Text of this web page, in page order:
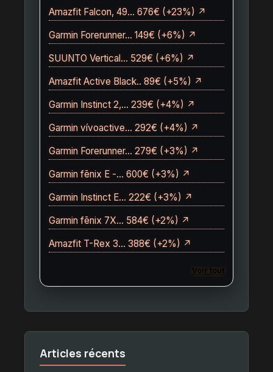
Amazfit Falcon, 49… 676€ (+23%) ↗
Garmin Forerunner… 149€ (+6%) ↗
SUUNTO Vertical… 529€ (+6%) ↗
Amazfit Active Black.. 89€ (+5%) ↗
Garmin Instinct 2,… 239€ (+4%) ↗
Garmin vívoactive… 292€ (+4%) ↗
Garmin Forerunner… 279€ (+3%) ↗
Garmin fēnix E -… 600€ (+3%) ↗
Garmin Instinct E… 222€ (+3%) ↗
Garmin fēnix 7X… 584€ (+2%) ↗
Amazfit T-Rex 3… 388€ (+2%) ↗
Voir tout
Articles récents